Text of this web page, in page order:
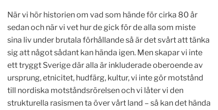
När vi hör historien om vad som hände för cirka 80 år
sedan och när vi vet hur de gick för de alla som miste
sina liv under brutala förhållande så är det svårt att tänka
sig att något sådant kan hända igen. Men skapar vi inte
ett tryggt Sverige där alla är inkluderade oberoende av
ursprung, etnicitet, hudfärg, kultur, vi inte gör motstånd
till nordiska motståndsrörelsen och vi låter vi den
strukturella rasismen ta över vårt land – så kan det hända